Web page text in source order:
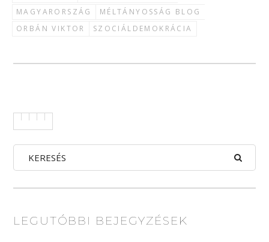
MAGYARORSZÁG
MÉLTÁNYOSSÁG BLOG
ORBÁN VIKTOR
SZOCIÁLDEMOKRÁCIA
LEGUTÓBBI BEJEGYZÉSEK